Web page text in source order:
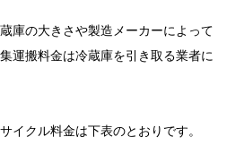
庫の大きさや製造メーカーによって
運搬料金は冷蔵庫を引き取る業者に
イクル料金は下表のとおりです。